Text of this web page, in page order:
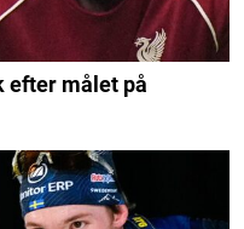
efter målet på